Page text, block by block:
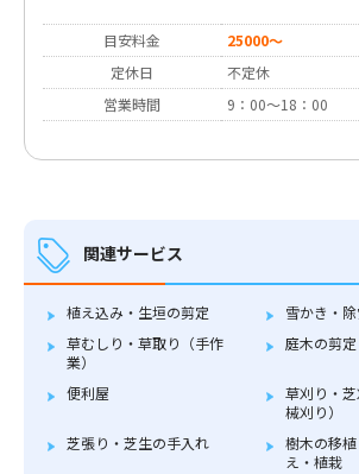
目安料金
25000～
定休日
不定休
営業時間
9：00～18：00
関連サービス
植え込み・生垣の剪定
雪かき・
草むしり・草取り（手作
業）
庭木の剪定
便利屋
草刈り・
械刈り）
芝張り・芝生の手入れ
樹木の移
え・植栽